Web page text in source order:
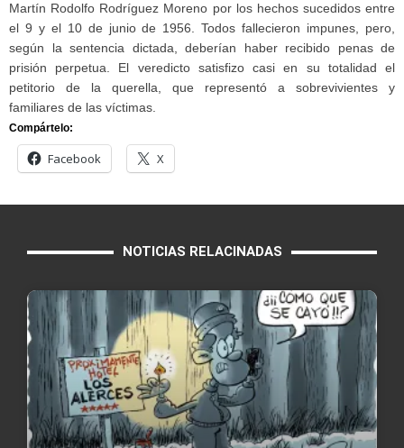
Martín Rodolfo Rodríguez Moreno por los hechos sucedidos entre
el 9 y el 10 de junio de 1956. Todos fallecieron impunes, pero,
según la sentencia dictada, deberían haber recibido penas de
prisión perpetua. El veredicto satisfizo casi en su totalidad el
petitorio de la querella, que representó a sobrevivientes y
familiares de las víctimas.
Compártelo:
Facebook X
NOTICIAS RELACINADAS